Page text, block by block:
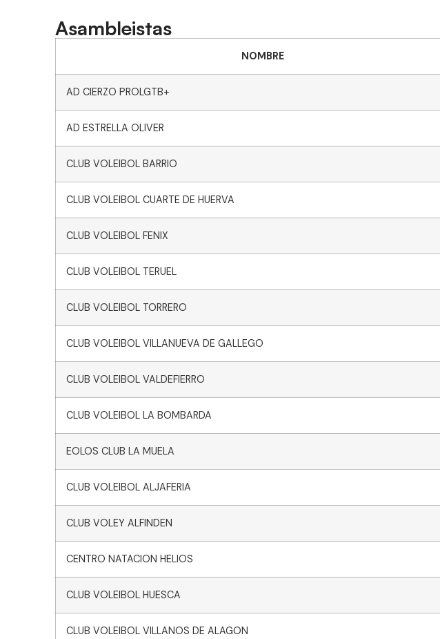
Asambleistas
NOMBRE
AD CIERZO PROLGTB+
AD ESTRELLA OLIVER
CLUB VOLEIBOL BARRIO
CLUB VOLEIBOL CUARTE DE HUERVA
CLUB VOLEIBOL FENIX
CLUB VOLEIBOL TERUEL
CLUB VOLEIBOL TORRERO
CLUB VOLEIBOL VILLANUEVA DE GALLEGO
CLUB VOLEIBOL VALDEFIERRO
CLUB VOLEIBOL LA BOMBARDA
EOLOS CLUB LA MUELA
CLUB VOLEIBOL ALJAFERIA
CLUB VOLEY ALFINDEN
CENTRO NATACION HELIOS
CLUB VOLEIBOL HUESCA
CLUB VOLEIBOL VILLANOS DE ALAGON